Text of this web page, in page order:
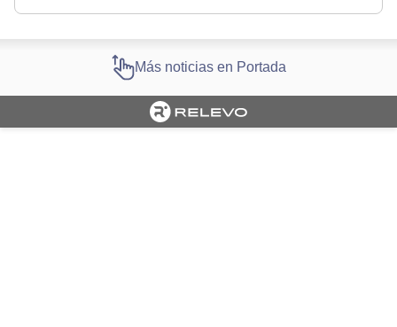
Más noticias en Portada